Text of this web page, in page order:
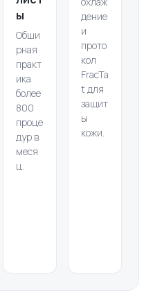
ы
Обши
рная
практ
ика
более
800
проце
дур в
меся
ц.
дение
и
прото
кол
FracTa
t для
защит
ы
кожи.